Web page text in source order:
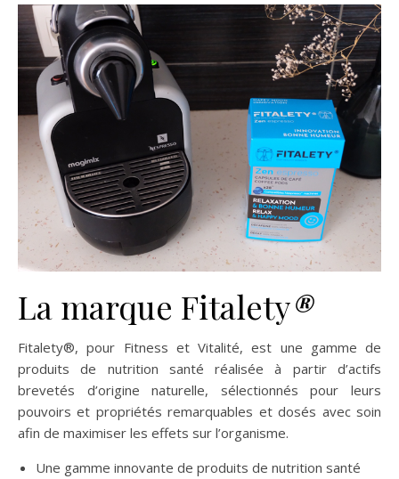
La marque Fitalety®
Fitalety®, pour Fitness et Vitalité, est une gamme de
produits de nutrition santé réalisée à partir d’actifs
brevetés d’origine naturelle, sélectionnés pour leurs
pouvoirs et propriétés remarquables et dosés avec soin
afin de maximiser les effets sur l’organisme.
Une gamme innovante de produits de nutrition santé